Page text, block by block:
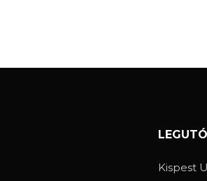
Kispest